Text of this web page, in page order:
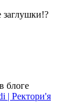
блоге
| Ректори'я